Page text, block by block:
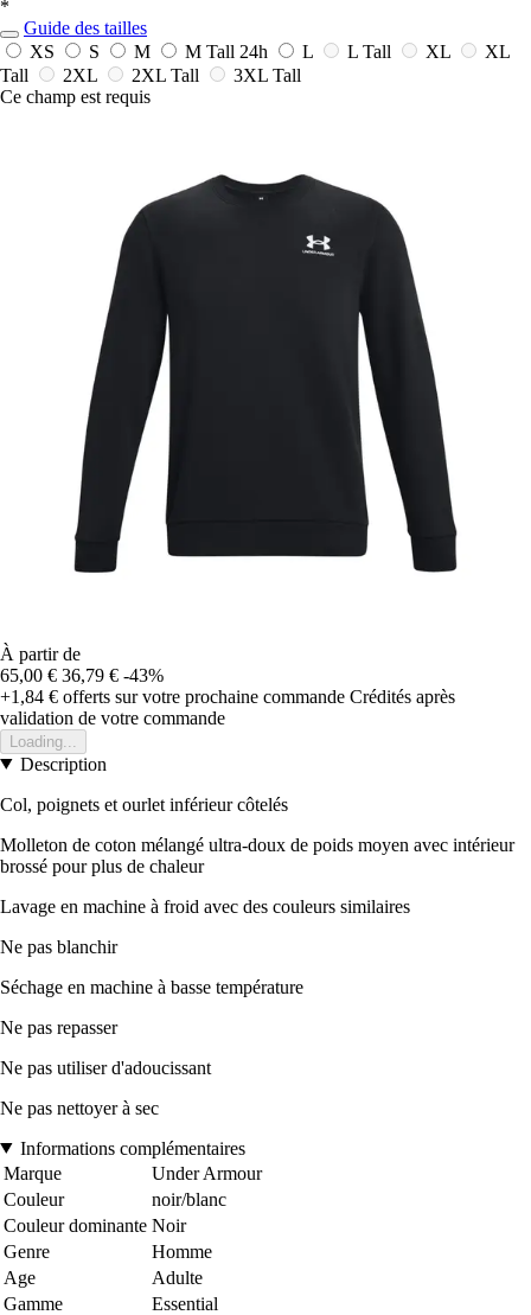
*
Guide des tailles
XS
S M M Tall 24h L L Tall XL
XL
Tall
2XL 2XL Tall
3XL Tall
Ce champ est requis
À partir de
65,00 € 36,79 € -43%
+1,84 € offerts sur votre prochaine commande Crédités après
validation de votre commande
Loading...
Description
Col, poignets et ourlet inférieur côtelés
Molleton de coton mélangé ultra-doux de poids moyen avec intérieur
brossé pour plus de chaleur
Lavage en machine à froid avec des couleurs similaires
Ne pas blanchir
Séchage en machine à basse température
Ne pas repasser
Ne pas utiliser d'adoucissant
Ne pas nettoyer à sec
Informations complémentaires
Marque
Under Armour
Couleur
noir/blanc
Couleur dominante Noir
Genre
Homme
Age
Adulte
Gamme
Essential